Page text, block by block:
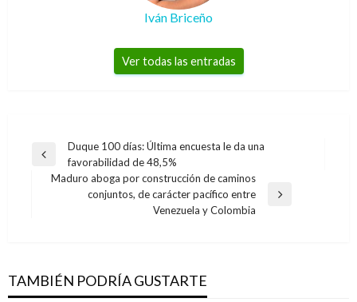
Iván Briceño
Ver todas las entradas
Navegación
entradas
Entrada
anterior
Duque 100 días: Última encuesta le da una
favorabilidad de 48,5%
Maduro aboga por construcción de caminos
conjuntos, de carácter pacífico entre
Venezuela y Colombia
TAMBIÉN PODRÍA GUSTARTE
2016
martes enero 5, 2016
almacenamiento en línea
Enter Foros continúa su gira y ahora el turno